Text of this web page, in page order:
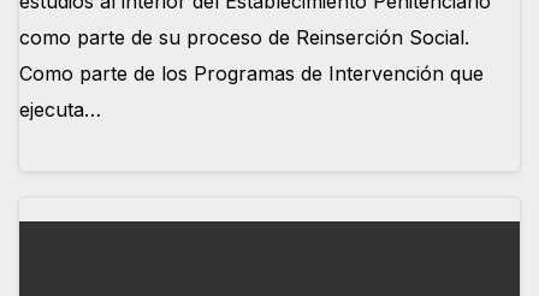
como parte de su proceso de Reinserción Social.
Como parte de los Programas de Intervención que
ejecuta…